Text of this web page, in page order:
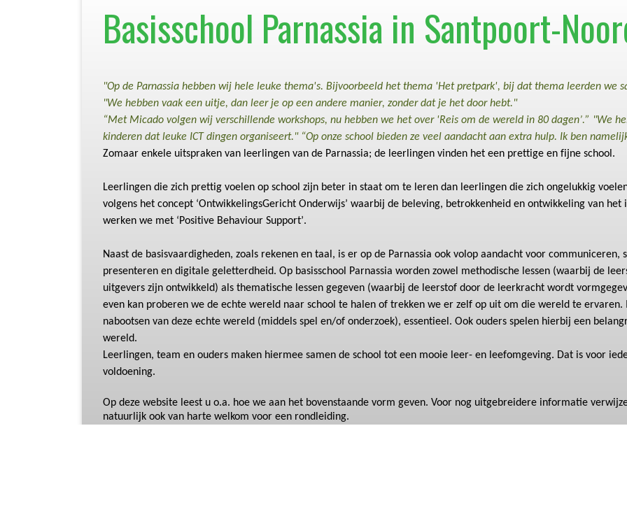
Basisschool Parnassia in Santpoort-
"Op de Parnassia hebben wij hele leuke thema's. Bijvoorbeeld hetthema 'Het pretpark', bij dat thema leerden we
"We hebben vaak een uitje, dan leer je op een andere manier, zonder dat je het door hebt."
“Met Micado volgen wij verschillende workshops, nu hebben we het over 'Reis om de wereld in 80 dagen’.” "We
kinderen dat leuke ICT dingen organiseert." “Op onze school bieden ze veel aandacht aan extra hulp. Ik ben
Zomaar enkele uitspraken van leerlingen van de Parnassia; de leerlingen vinden het een prettige en fijne school.
Leerlingen die zich prettig voelen op school zijn beter in staat om te leren dan leerlingen die zich ongelukkig
volgens het concept ‘OntwikkelingsGericht Onderwijs’ waarbij de beleving, betrokkenheid en ontwikkeling van het
werken we met ‘Positive Behaviour Support’.
Naast de basisvaardigheden, zoals rekenen en taal, is er op de Parnassia ook volop aandacht voor communiceren,
presenteren en digitale geletterdheid. Op basisschool Parnassia worden zowel methodische lessen (waarbij de
uitgevers zijn ontwikkeld) als thematische lessen gegeven (waarbij de leerstof door de leerkracht wordt
even kan proberen we de echte wereld naar school te halen of trekken we er zelf op uit om die wereld te ervaren.
nabootsen van deze echte wereld (middels spel en/of onderzoek), essentieel. Ook ouders spelen hierbij een
wereld.
Leerlingen, team en ouders maken hiermee samen de school tot een mooie leer- en leefomgeving. Dat is voor
voldoening.
Op deze website leest u o.a. hoe we aan het bovenstaande vorm geven. Voor nog uitgebreidere informatie
natuurlijk ook van harte welkom voor een rondleiding.